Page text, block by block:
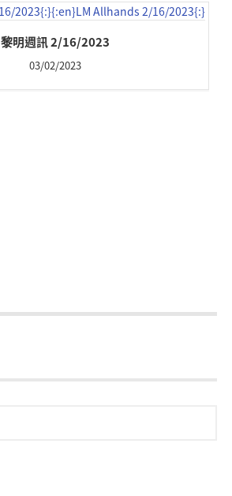
黎明週訊 2/16/2023
03/02/2023